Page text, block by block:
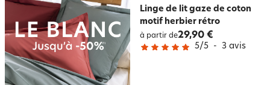
Linge de lit gaze de coton
motif herbier rétro
à partir de29,90 €
5/5 - 3 avis